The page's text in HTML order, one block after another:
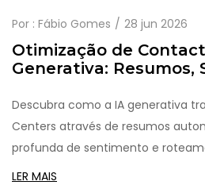
Por : Fábio Gomes 28 jun 2026
Otimização de
Generativa: Resumos,
Descubra como a IA generativa
Centers através de resumos
profunda de sentimento e
Aprenda a otimizar operações e
LER MAIS